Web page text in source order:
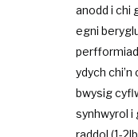
anodd i chi
egni
perfformiad
ydych chi’n
bwysig
synhwyrol i
raddol (1-